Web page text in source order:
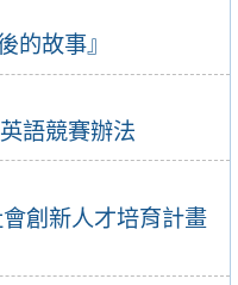
的故事』
語競賽辦法
創新人才培育計畫